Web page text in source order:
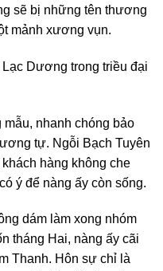
sẽ bị những tên thương
mảnh xương vụn.
Dương trong triều đại
mẫu, nhanh chóng bảo
tự. Ngỗi Bạch Tuyên
hàng không che
ý để nàng ấy còn sống.
dám làm xong nhóm
tháng Hai, nàng ấy cãi
Thanh. Hôn sự chỉ là